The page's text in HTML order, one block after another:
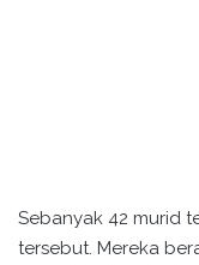
Sebanyak 42 murid
tersebut. Mereka